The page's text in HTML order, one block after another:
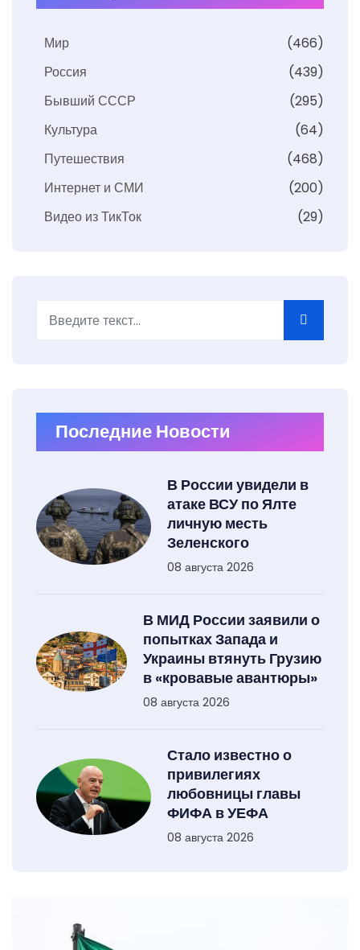
Мир
(466)
Россия
(439)
Бывший СССР
(295)
Культура
(64)
Путешествия
(468)
Интернет и СМИ
(200)
Видео из ТикТок
(29)
Последние Новости
В России увидели в
атаке ВСУ по Ялте
личную месть
Зеленского
08 августа 2026
В МИД России заявили о
попытках Запада и
Украины втянуть Грузию
в «кровавые авантюры»
08 августа 2026
Стало известно о
привилегиях
любовницы главы
ФИФА в УЕФА
08 августа 2026